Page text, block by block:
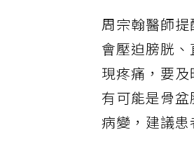
周宗翰醫師
會壓迫膀胱
現疼痛，要
有可能是骨
病變，建議患